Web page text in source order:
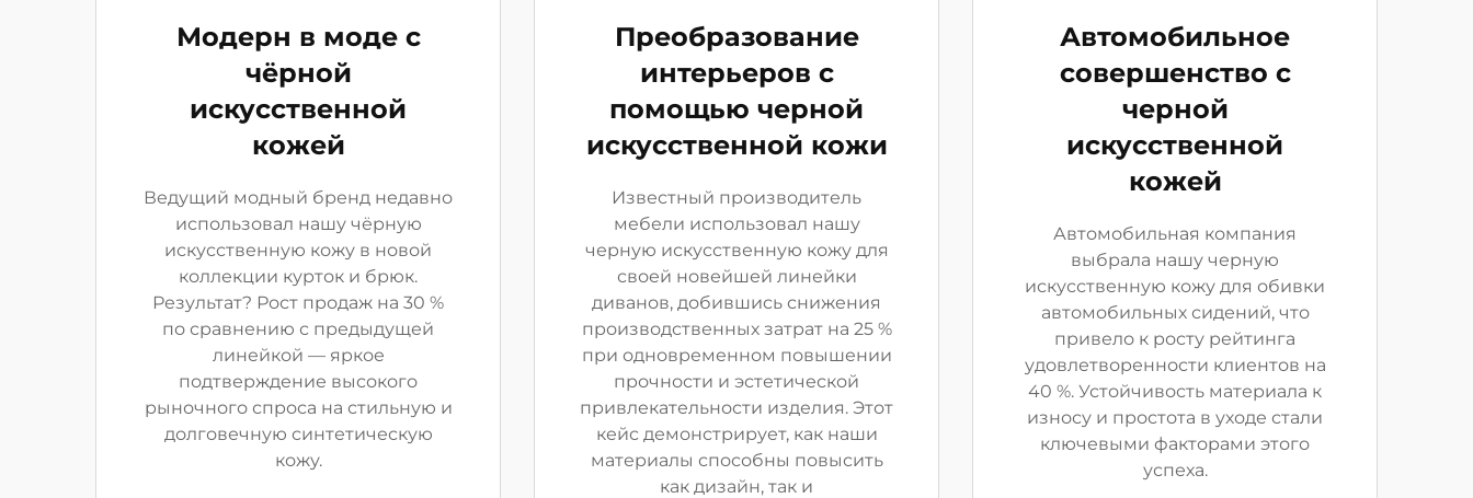
Модерн в моде с
чёрной
искусственной
кожей
Ведущий модный бренд недавно
использовал нашу чёрную
искусственную кожу в новой
коллекции курток и брюк.
Результат? Рост продаж на 30 %
по сравнению с предыдущей
линейкой — яркое
подтверждение высокого
рыночного спроса на стильную и
долговечную синтетическую
кожу.
Преобразование
интерьеров с
помощью черной
искусственной кожи
Известный производитель
мебели использовал нашу
черную искусственную кожу для
своей новейшей линейки
диванов, добившись снижения
производственных затрат на 25 %
при одновременном повышении
прочности и эстетической
привлекательности изделия. Этот
кейс демонстрирует, как наши
материалы способны повысить
как дизайн, так и
Автомобильное
совершенство с
черной
искусственной
кожей
Автомобильная компания
выбрала нашу черную
искусственную кожу для обивки
автомобильных сидений, что
привело к росту рейтинга
удовлетворенности клиентов на
40 %. Устойчивость материала к
износу и простота в уходе стали
ключевыми факторами этого
успеха.